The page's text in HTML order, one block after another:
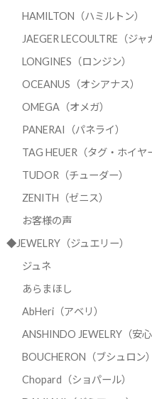
HAMILTON（ハミルトン）
JAEGER LECOULTRE（ジャ
LONGINES（ロンジン）
OCEANUS（オシアナス）
OMEGA（オメガ）
PANERAI（パネライ）
TAG HEUER（タグ・ホイヤ
TUDOR（チューダー）
ZENITH（ゼニス）
お客様の声
◆JEWELRY（ジュエリー）
ジュネ
あらまほし
AbHeri（アベリ）
ANSHINDO JEWELRY（安心
BOUCHERON（ブシュロン）
Chopard（ショパール）